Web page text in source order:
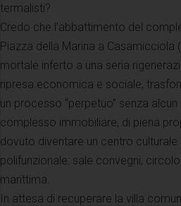
termalisti?
Credo che l’abbattimento del
Piazza della Marina a
mortale inferto a una seria
ripresa economica e sociale,
un processo “perpetuo” senza
complesso immobiliare, di piena
dovuto diventare un centro
polifunzionale: sale convegni,
marittima.
In attesa di recuperare la villa